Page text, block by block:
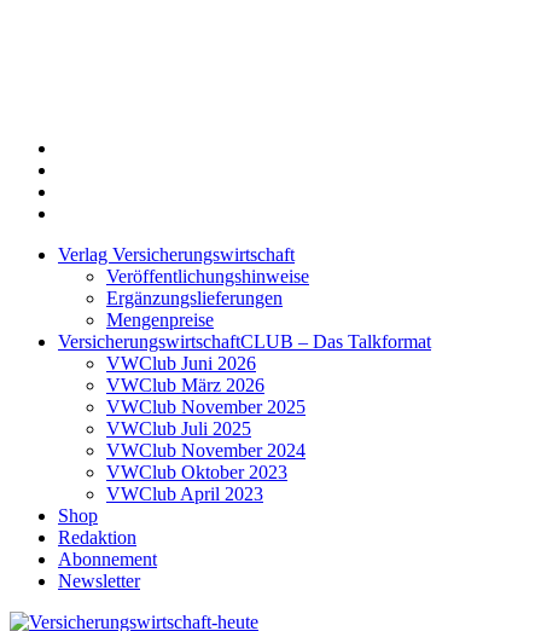
Verlag Versicherungswirtschaft
Veröffentlichungshinweise
Ergänzungslieferungen
Mengenpreise
VersicherungswirtschaftCLUB – Das Talkformat
VWClub Juni 2026
VWClub März 2026
VWClub November 2025
VWClub Juli 2025
VWClub November 2024
VWClub Oktober 2023
VWClub April 2023
Shop
Redaktion
Abonnement
Newsletter